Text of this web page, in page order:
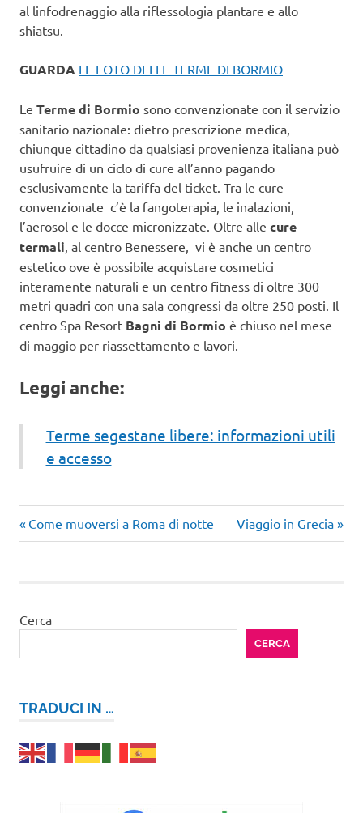
al linfodrenaggio alla riflessologia plantare e allo
shiatsu.
GUARDA LE FOTO DELLE TERME DI BORMIO
Le Terme di Bormio sono convenzionate con il servizio
sanitario nazionale: dietro prescrizione medica,
chiunque cittadino da qualsiasi provenienza italiana può
usufruire di un ciclo di cure all’anno pagando
esclusivamente la tariffa del ticket. Tra le cure
convenzionate c’è la fangoterapia, le inalazioni,
l’aerosol e le docce micronizzate. Oltre alle cure
termali , al centro Benessere, vi è anche un centro
estetico ove è possibile acquistare cosmetici
interamente naturali e un centro fitness di oltre 300
metri quadri con una sala congressi da oltre 250 posti. Il
centro Spa Resort Bagni di Bormio è chiuso nel mese
di maggio per riassettamento e lavori.
Leggi anche:
Terme segestane libere: informazioni utili
e accesso
Navigazione
Articolo
precedente:
Come muoversi a Roma di notte
Articolo
successivo:
Viaggio in Grecia
Cerca
CERCA
TRADUCI IN …